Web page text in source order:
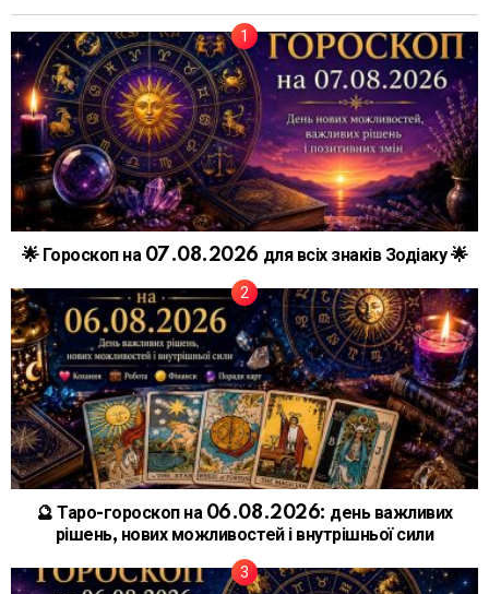
🌟 Гороскоп на 07.08.2026 для всіх знаків Зодіаку 🌟
🔮 Таро-гороскоп на 06.08.2026: день важливих
рішень, нових можливостей і внутрішньої сили